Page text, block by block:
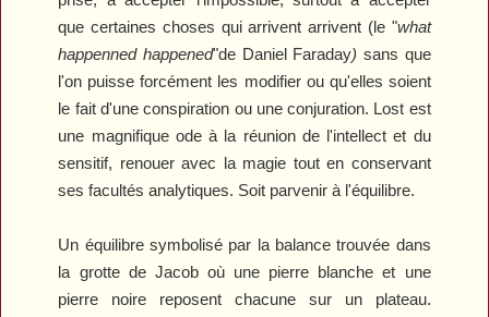
que certaines choses qui arrivent arrivent (le "what
happenned happened"de Daniel Faraday) sans que
l'on puisse forcément les modifier ou qu'elles soient
le fait d'une conspiration ou une conjuration. Lost est
une magnifique ode à la réunion de l'intellect et du
sensitif, renouer avec la magie tout en conservant
ses facultés analytiques. Soit parvenir à l'équilibre.
Un équilibre symbolisé par la balance trouvée dans
la grotte de Jacob où une pierre blanche et une
pierre noire reposent chacune sur un plateau.